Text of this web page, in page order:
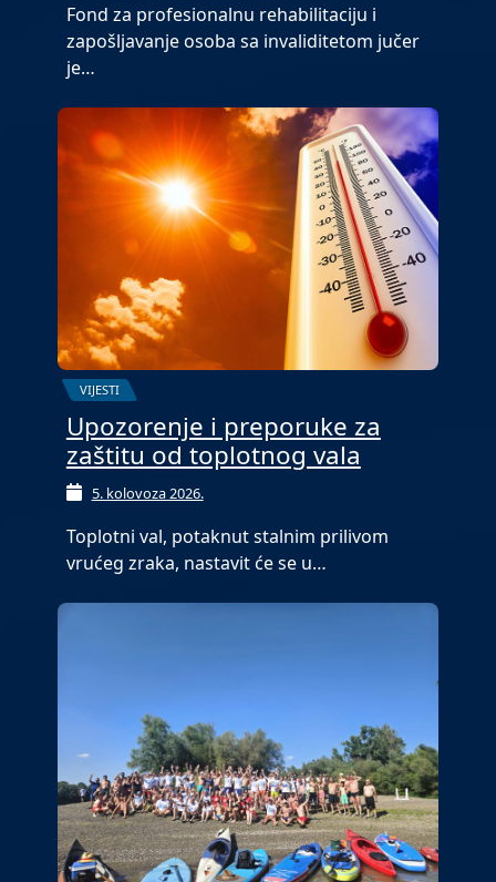
Fond za profesionalnu rehabilitaciju i
zapošljavanje osoba sa invaliditetom jučer
je…
VIJESTI
Upozorenje i preporuke za
zaštitu od toplotnog vala
5. kolovoza 2026.
Toplotni val, potaknut stalnim prilivom
vrućeg zraka, nastavit će se u…